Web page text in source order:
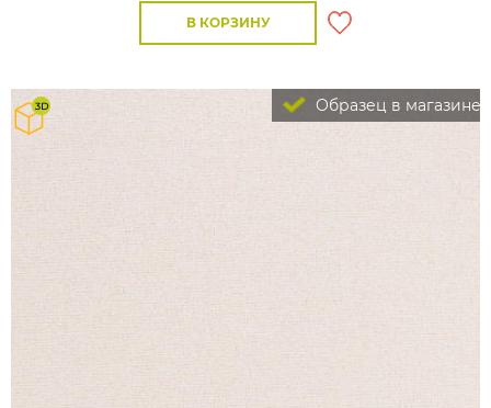
В КОРЗИНУ
Образец в магазине